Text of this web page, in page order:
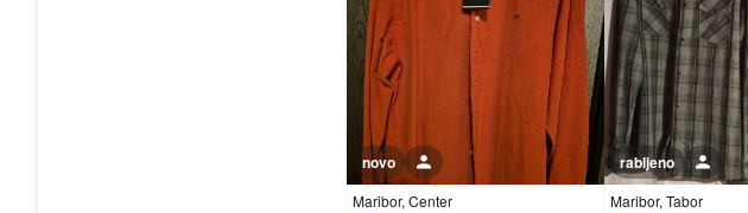
Maribor, Center
novo
Maribor, Tabor
rabljeno